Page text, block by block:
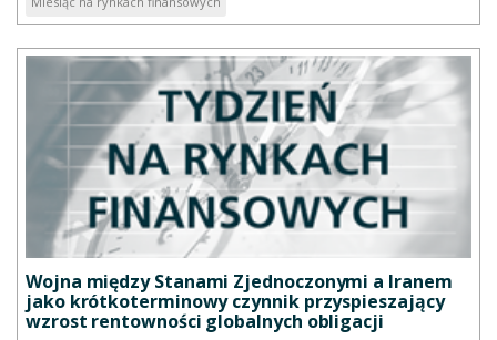
Wojna między Stanami Zjednoczonymi a Iranem
jako krótkoterminowy czynnik przyspieszający
wzrost rentowności globalnych obligacji